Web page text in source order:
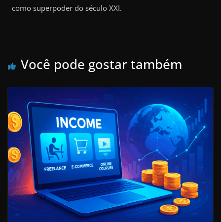
como superpoder do século XXI.
Você pode gostar também